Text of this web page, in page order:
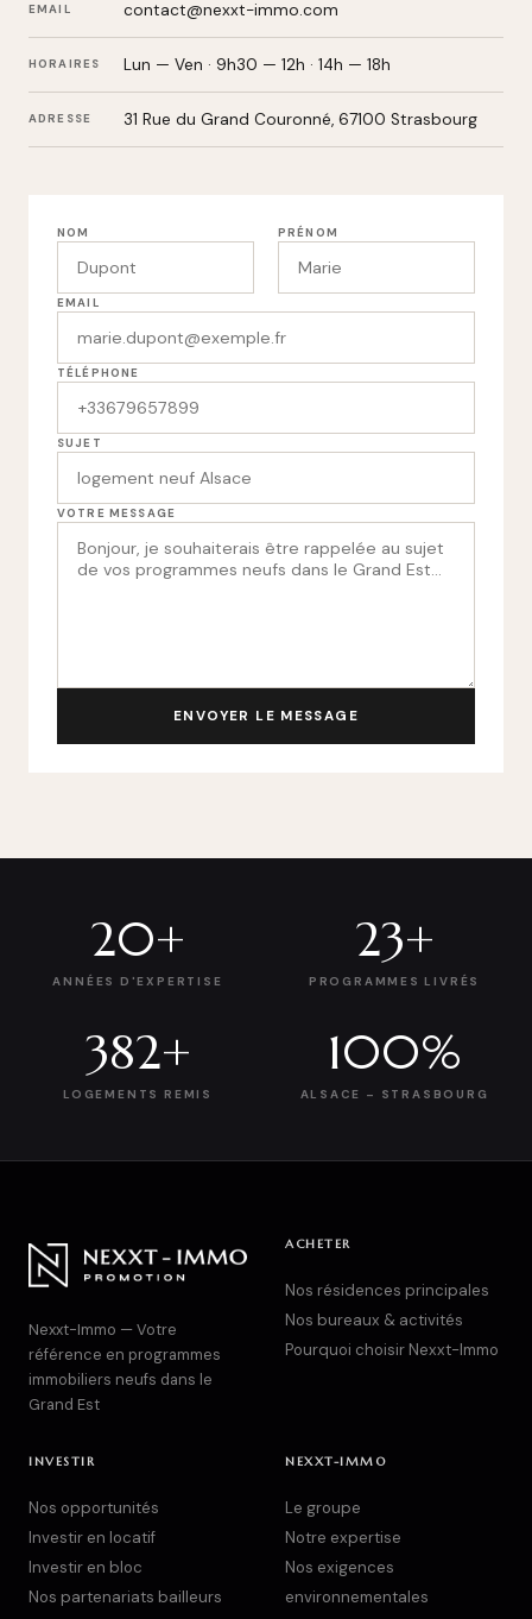
EMAIL contact@nexxt-immo.com
HORAIRES Lun — Ven · 9h30 — 12h · 14h — 18h
ADRESSE 31 Rue du Grand Couronné, 67100 Strasbourg
NOM PRÉNOM
EMAIL
TÉLÉPHONE
SUJET
VOTRE MESSAGE
ENVOYER LE MESSAGE
20+
ANNÉES D'EXPERTISE
23+
PROGRAMMES LIVRÉS
382+
LOGEMENTS REMIS
100%
ALSACE – STRASBOURG
Nexxt-Immo — Votre
référence en programmes
immobiliers neufs dans le
Grand Est
ACHETER
Nos résidences principales
Nos bureaux & activités
Pourquoi choisir Nexxt-Immo
INVESTIR
Nos opportunités
Investir en locatif
Investir en bloc
Nos partenariats bailleurs
NEXXT-IMMO
Le groupe
Notre expertise
Nos exigences
environnementales